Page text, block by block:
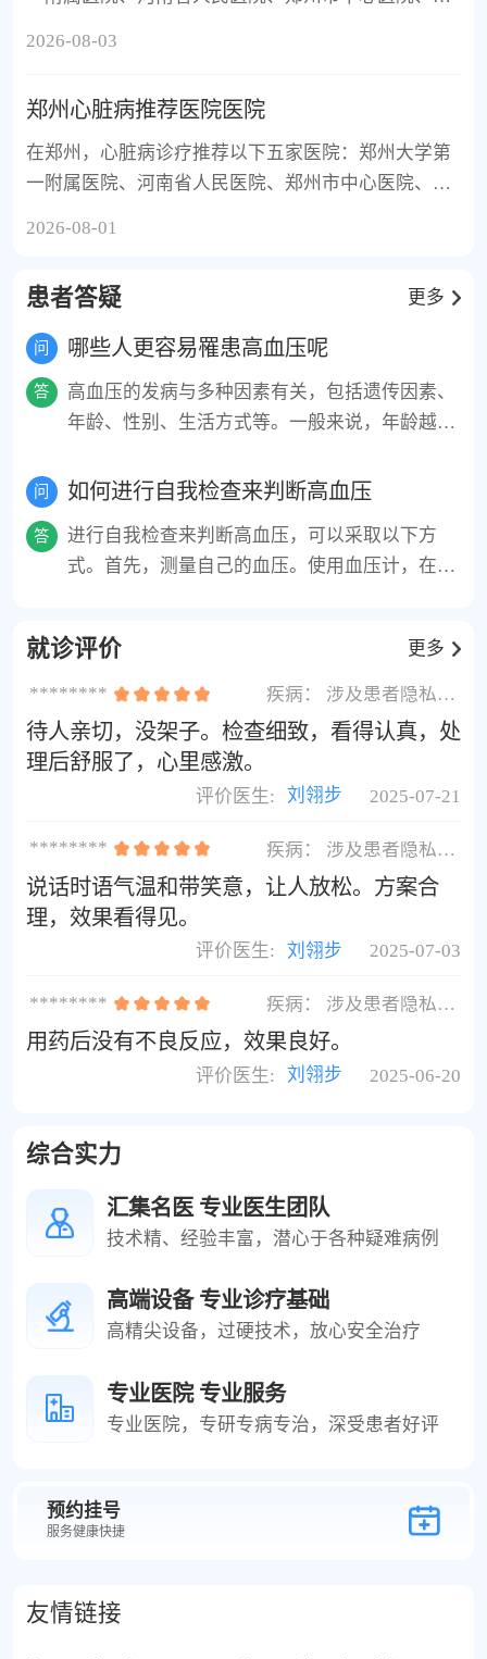
2026-08-03
郑州心脏病推荐医院医院
在郑州，心脏病诊疗推荐以下五家医院：郑州大学第
一附属医院、河南省人民医院、郑州市中心医院、郑
的介入与手术设备，并拥有多学科协作团队。
2026-08-01
患者答疑 更多
问 哪些人更容易罹患高血压呢
答
高血压的发病与多种因素有关，包括遗传因素、
年龄、性别、生活方式等。一般来说，年龄越
容易患上高血压，而女性在更年期后也容易出现
因素，如不健康的饮食习惯、缺乏运动、酗酒、
吸烟等都会增加患高血压的风险。遗传因素也可
史，个体更容易患病。年龄、性别、生活方式和
遗传因素都会影响一个人患高血压的可能性。
问 如何进行自我检查来判断高血压
答
进行自我检查来判断高血压，可以采取以下方
式。首先，测量自己的血压。使用血压计，在静
根据世界卫生组织的标准，正常血压应该在120/
80毫米汞柱及以下。其次，注意观察身体是否有
高血压常见的症状。包括头痛、头晕、眩晕、视
力模糊、呼吸困难等。同时，检查是否有患高血
压的危险因素，如家族遗传、肥胖、高盐饮食、
缺乏运动等。若怀疑自己患有高血压，建议尽快
咨询医生以确认诊断。
就诊评价 更多
******** 疾病： 涉及患者隐私不展示
待人亲切，没架子。检查细致，看得认真，处
理后舒服了，心里感激。
评价医生: 刘翎步 2025-07-21
******** 疾病： 涉及患者隐私不展示
说话时语气温和带笑意，让人放松。方案合
理，效果看得见。
评价医生: 刘翎步 2025-07-03
******** 疾病： 涉及患者隐私不展示
用药后没有不良反应，效果良好。
评价医生: 刘翎步 2025-06-20
综合实力
汇集名医 专业医生团队
技术精、经验丰富，潜心于各种疑难病例
高端设备 专业诊疗基础
高精尖设备，过硬技术，放心安全治疗
专业医院 专业服务
专业医院，专研专病专治，深受患者好评
预约挂号
服务健康快捷
友情链接